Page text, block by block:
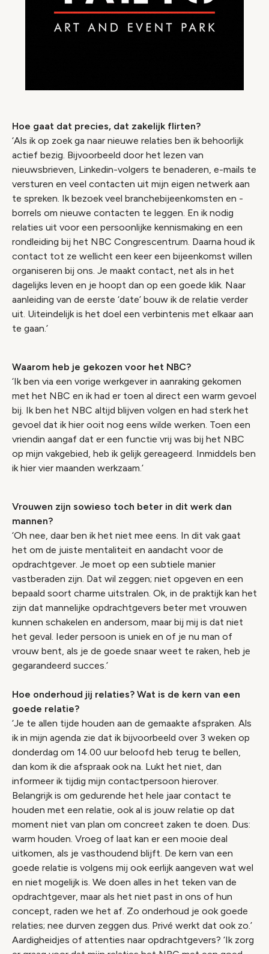
Hoe gaat dat precies, dat zakelijk flirten?
‘Als ik op zoek ga naar nieuwe relaties ben ik behoorlijk
actief bezig. Bijvoorbeeld door het lezen van
nieuwsbrieven, Linkedin-volgers te benaderen, e-mails te
versturen en veel contacten uit mijn eigen netwerk aan
te spreken. Ik bezoek veel branchebijeenkomsten en -
borrels om nieuwe contacten te leggen. En ik nodig
relaties uit voor een persoonlijke kennismaking en een
rondleiding bij het NBC Congrescentrum. Daarna houd ik
contact tot ze wellicht een keer een bijeenkomst willen
organiseren bij ons. Je maakt contact, net als in het
dagelijks leven en je hoopt dan op een goede klik. Naar
aanleiding van de eerste ‘date’ bouw ik de relatie verder
uit. Uiteindelijk is het doel een verbintenis met elkaar aan
te gaan.’
Waarom heb je gekozen voor het NBC?
‘Ik ben via een vorige werkgever in aanraking gekomen
met het NBC en ik had er toen al direct een warm gevoel
bij. Ik ben het NBC altijd blijven volgen en had sterk het
gevoel dat ik hier ooit nog eens wilde werken. Toen een
vriendin aangaf dat er een functie vrij was bij het NBC
op mijn vakgebied, heb ik gelijk gereageerd. Inmiddels ben
ik hier vier maanden werkzaam.’
Vrouwen zijn sowieso toch beter in dit werk dan
mannen?
‘Oh nee, daar ben ik het niet mee eens. In dit vak gaat
het om de juiste mentaliteit en aandacht voor de
opdrachtgever. Je moet op een subtiele manier
vastberaden zijn. Dat wil zeggen; niet opgeven en een
bepaald soort charme uitstralen. Ok, in de praktijk kan het
zijn dat mannelijke opdrachtgevers beter met vrouwen
kunnen schakelen en andersom, maar bij mij is dat niet
het geval. Ieder persoon is uniek en of je nu man of
vrouw bent, als je de goede snaar weet te raken, heb je
gegarandeerd succes.’
Hoe onderhoud jij relaties? Wat is de kern van een
goede relatie?
‘Je te allen tijde houden aan de gemaakte afspraken. Als
ik in mijn agenda zie dat ik bijvoorbeeld over 3 weken op
donderdag om 14.00 uur beloofd heb terug te bellen,
dan kom ik die afspraak ook na. Lukt het niet, dan
informeer ik tijdig mijn contactpersoon hierover.
Belangrijk is om gedurende het hele jaar contact te
houden met een relatie, ook al is jouw relatie op dat
moment niet van plan om concreet zaken te doen. Dus:
warm houden. Vroeg of laat kan er een mooie deal
uitkomen, als je vasthoudend blijft. De kern van een
goede relatie is volgens mij ook eerlijk aangeven wat wel
en niet mogelijk is. We doen alles in het teken van de
opdrachtgever, maar als het niet past in ons of hun
concept, raden we het af. Zo onderhoud je ook goede
relaties; nee durven zeggen dus. Privé werkt dat ook zo.’
Aardigheidjes of attenties naar opdrachtgevers? ‘Ik zorg